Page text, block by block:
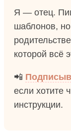
Я — отец.
шаблонов,
которой всё
📲
если хотите
инструкции.